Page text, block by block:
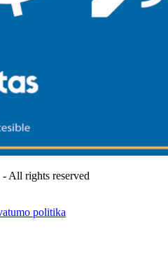
All rights reserved
politika